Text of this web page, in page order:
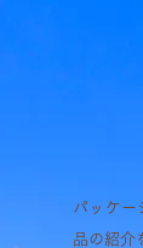
パッケー
品の紹介